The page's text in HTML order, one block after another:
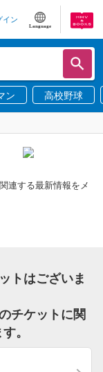
イン
Language
ン 高校野球
連する最新情報をメ
トはございま
チケットに関
。